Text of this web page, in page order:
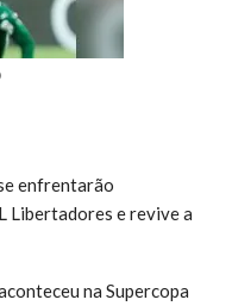
enfrentarão
Libertadores e revive a
na Supercopa